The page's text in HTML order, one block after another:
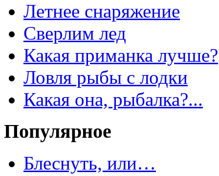
Летнее снаряжение
Сверлим лед
Какая приманка лучше?
Ловля рыбы с лодки
Какая она, рыбалка?...
Популярное
Блеснуть, или…